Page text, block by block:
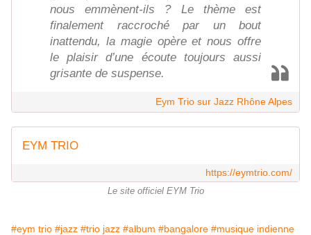
nous emmènent-ils ? Le thème est
finalement raccroché par un bout
inattendu, la magie opère et nous offre
le plaisir d’une écoute toujours aussi
grisante de suspense.
Eym Trio sur Jazz Rhône Alpes
EYM TRIO
https://eymtrio.com/
Le site officiel EYM Trio
#eym trio #jazz #trio jazz #album #bangalore #musique indienne